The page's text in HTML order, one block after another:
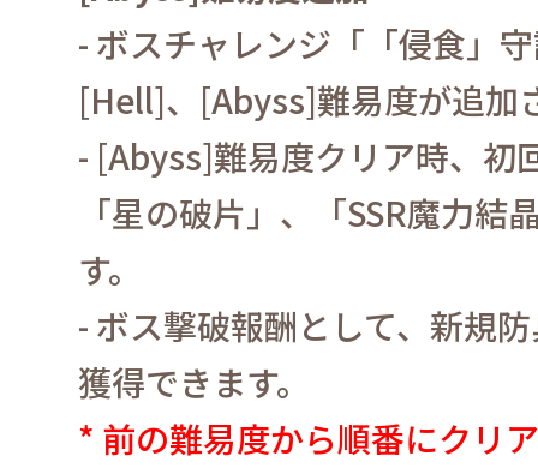
- ボスチャレンジ「「侵食」
[Hell]、 [Abyss]難易度が追加
- [Abyss]難易度クリア時、初
「星の破片」、「SSR魔力結
す。
- ボス撃破報酬として、新規
獲得できます。
* 前の難易度から順番にクリ